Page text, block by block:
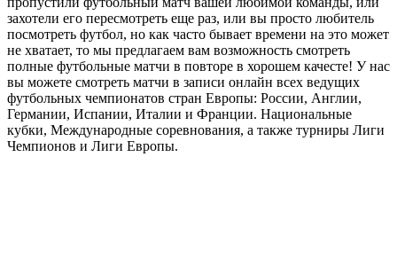
захотели его пересмотреть еще раз, или вы просто любитель
посмотреть футбол, но как часто бывает времени на это может
не хватает, то мы предлагаем вам возможность смотреть
полные футбольные матчи в повторе в хорошем качесте! У нас
вы можете смотреть матчи в записи онлайн всех ведущих
футбольных чемпионатов стран Европы: России, Англии,
Германии, Испании, Италии и Франции. Национальные
кубки, Международные соревнования, а также турниры Лиги
Чемпионов и Лиги Европы.